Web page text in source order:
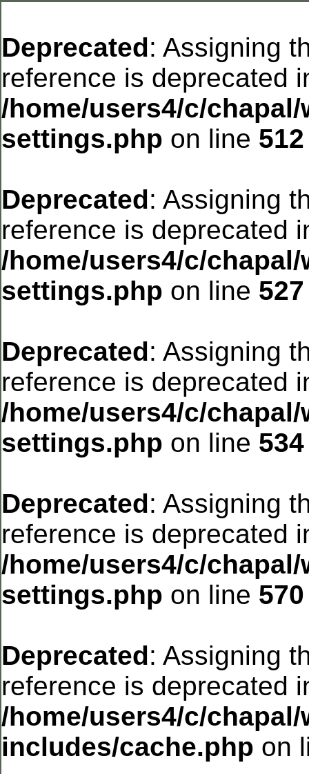
Deprecated: Assigning
reference is deprecated
/home/users4/c/
settings.php on line 512
Deprecated: Assigning
reference is deprecated
/home/users4/c/
settings.php on line 527
Deprecated: Assigning
reference is deprecated
/home/users4/c/
settings.php on line 534
Deprecated: Assigning
reference is deprecated
/home/users4/c/
settings.php on line 570
Deprecated: Assigning
reference is deprecated
/home/users4/c/
includes/cache.php on